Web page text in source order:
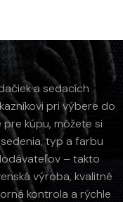
a sedacích
pri výbere do
kúpu, môžete si
typ a farbu
– takto
výroba, kvalitné
kontrola a rýchle